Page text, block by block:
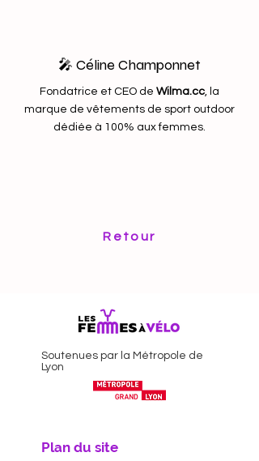
🎤 Céline Champonnet
Fondatrice et CEO de Wilma.cc, la
marque de vêtements de sport outdoor
dédiée à 100% aux femmes.
Retour
Soutenues par la Métropole de
Lyon
Plan du site